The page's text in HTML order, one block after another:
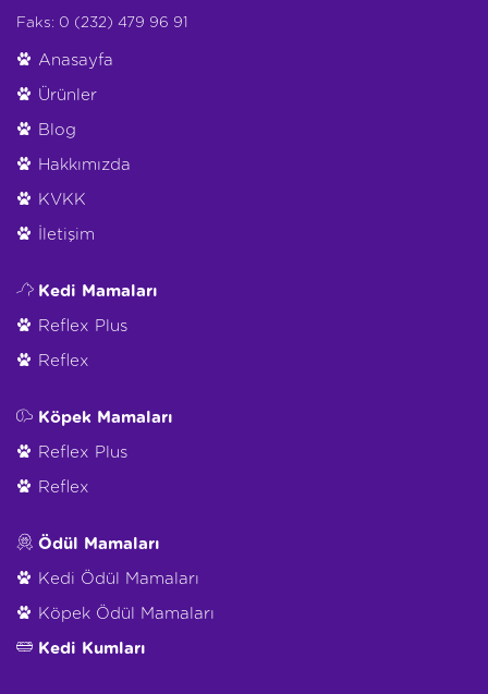
Faks: 0 (232) 479 96 91
Anasayfa
Ürünler
Blog
Hakkımızda
KVKK
İletişim
Kedi Mamaları
Reflex Plus
Reflex
Köpek Mamaları
Reflex Plus
Reflex
Ödül Mamaları
Kedi Ödül Mamaları
Köpek Ödül Mamaları
Kedi Kumları